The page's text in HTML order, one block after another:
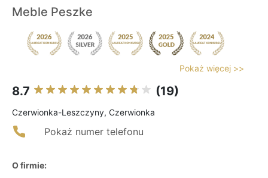
Meble Peszke
Pokaż więcej >>
8.7 (19)
Czerwionka-Leszczyny, Czerwionka
Pokaż numer telefonu
O firmie: